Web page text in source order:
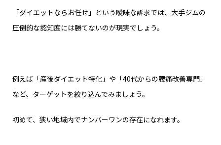
「ダイエットならお任せ」という曖昧な訴求では、大手ジムの
圧倒的な認知度には勝てないのが現実でしょう。
例えば「産後ダイエット特化」や「40代からの腰痛改善専門」
など、ターゲットを絞り込んでみましょう。
初めて、狭い地域内でナンバーワンの存在になれます。